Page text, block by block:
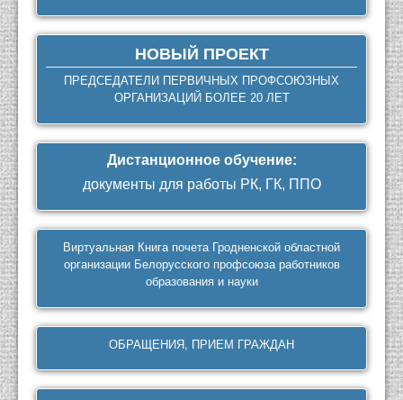
НОВЫЙ ПРОЕКТ
ПРЕДСЕДАТЕЛИ ПЕРВИЧНЫХ ПРОФСОЮЗНЫХ
ОРГАНИЗАЦИЙ БОЛЕЕ 20 ЛЕТ
Дистанционное обучение:
документы для работы РК, ГК, ППО
Виртуальная Книга почета Гродненской областной
организации Белорусского профсоюза работников
образования и науки
ОБРАЩЕНИЯ, ПРИЕМ ГРАЖДАН